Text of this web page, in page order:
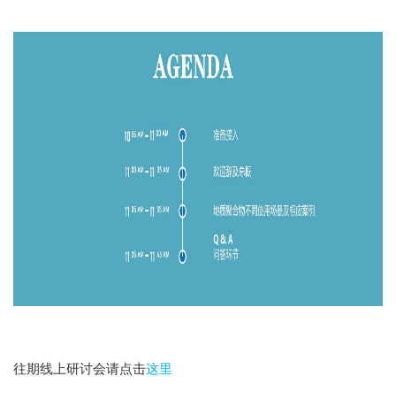
往期线上研讨会请点击这里